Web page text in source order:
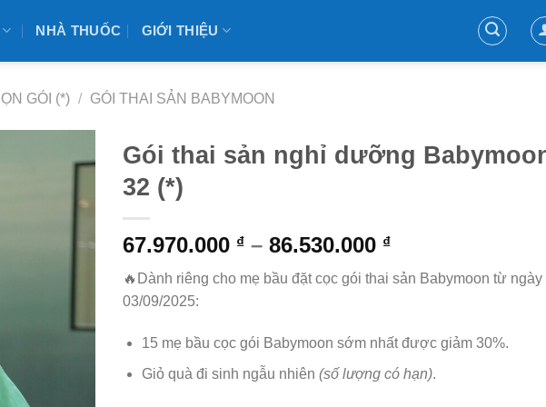
NHÀ THUỐC GIỚI THIỆU
GÓI (*) / GÓI THAI SẢN BABYMOON
Gói thai sản nghỉ dưỡng
32 (*)
67.970.000 ₫– 86.530.000 ₫
🔥 Dành riêng cho mẹ bầu đặt cọc gói thai sản Babymoon từ
03/09/2025:
15 mẹ bầu cọc gói Babymoon sớm nhất được giảm 30%.
Giỏ quà đi sinh ngẫu nhiên (số lượng có hạn).